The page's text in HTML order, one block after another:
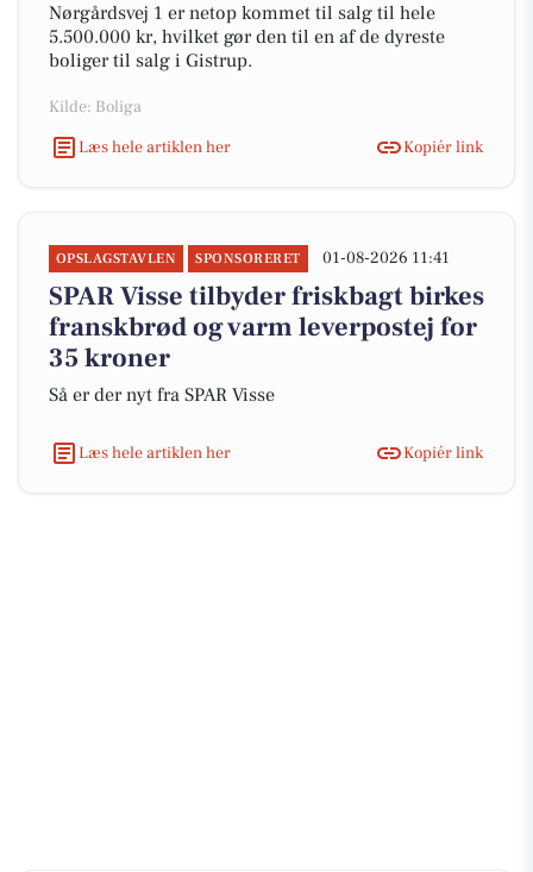
Nørgårdsvej 1 er netop kommet til salg til hele
5.500.000 kr, hvilket gør den til en af de dyreste
boliger til salg i Gistrup.
Kilde: Boliga
Læs hele artiklen her
Kopiér link
OPSLAGSTAVLEN SPONSORERET 01-08-2026 11:41
SPAR Visse tilbyder friskbagt birkes
franskbrød og varm leverpostej for
35 kroner
Så er der nyt fra SPAR Visse
Læs hele artiklen her Kopiér link